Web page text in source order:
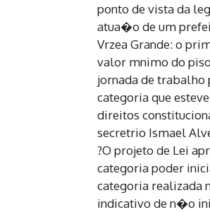
ponto de vista da
atua�o de um
Vrzea Grande: o
valor mnimo do
jornada de trabalho
categoria que
direitos
secretrio Ismael
?O projeto de Lei
categoria poder
categoria realizada
indicativo de n�o